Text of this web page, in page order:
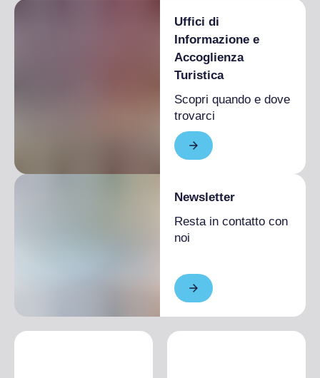
Uffici di
Informazione e
Accoglienza
Turistica
Scopri quando e dove
trovarci
Newsletter
Resta in contatto con
noi